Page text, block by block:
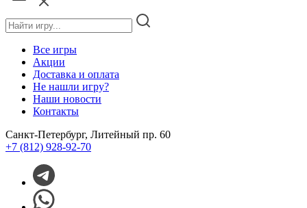
Все игры
Акции
Доставка и оплата
Не нашли игру?
Наши новости
Контакты
Санкт-Петербург, Литейный пр. 60
+7 (812) 928-92-70